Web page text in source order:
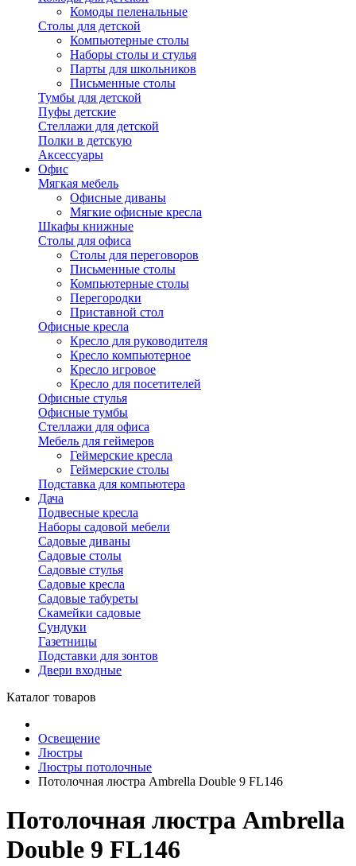
Комоды пеленальные
Столы для детской
Компьютерные столы
Наборы столы и стулья
Парты для школьников
Письменные столы
Тумбы для детской
Пуфы детские
Стеллажи для детской
Полки в детскую
Аксессуары
Офис
Мягкая мебель
Офисные диваны
Мягкие офисные кресла
Шкафы книжные
Столы для офиса
Столы для переговоров
Письменные столы
Компьютерные столы
Перегородки
Приставной стол
Офисные кресла
Кресло для руководителя
Кресло компьютерное
Кресло игровое
Кресло для посетителей
Офисные стулья
Офисные тумбы
Стеллажи для офиса
Мебель для геймеров
Геймерские кресла
Геймерские столы
Подставка для компьютера
Дача
Подвесные кресла
Наборы садовой мебели
Садовые диваны
Садовые столы
Садовые стулья
Садовые кресла
Садовые табуреты
Скамейки садовые
Сундуки
Газетницы
Подставки для зонтов
Двери входные
Каталог товаров
Освещение
Люстры
Люстры потолочные
Потолочная люстра Ambrella Double 9 FL146
Потолочная люстра Ambrella
Double 9 FL146